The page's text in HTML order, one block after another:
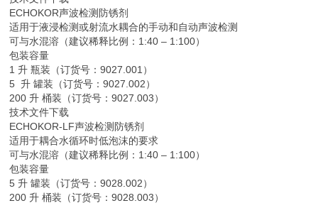
ECHOKOR声波检测防锈剂
适用于液浸检测或射流水耦合的手动和自动声波检测
可与水混溶（建议稀释比例：1:40 – 1:100）
包装容量
1 升 瓶装（订货号：9027.001）
5 升 罐装（订货号：9027.002）
200 升 桶装（订货号：9027.003）
技术文件下载
ECHOKOR-LF声波检测防锈剂
适用于耦合水循环时低泡沫的要求
可与水混溶（建议稀释比例：1:40 – 1:100）
包装容量
5 升 罐装（订货号：9028.002）
200 升 桶装（订货号：9028.003）